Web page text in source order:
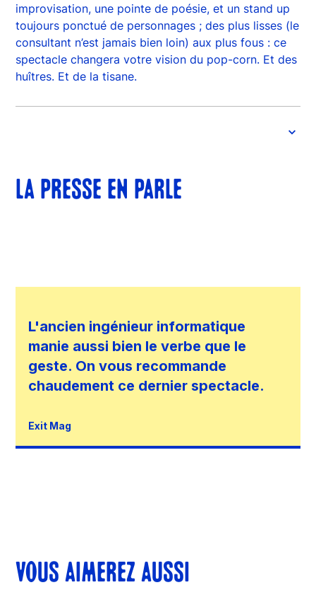
improvisation, une pointe de poésie, et un stand up
toujours ponctué de personnages ; des plus lisses (le
consultant n’est jamais bien loin) aux plus fous : ce
spectacle changera votre vision du pop-corn. Et des
huîtres. Et de la tisane.
LA PRESSE EN PARLE
L'ancien ingénieur informatique
manie aussi bien le verbe que le
geste. On vous recommande
chaudement ce dernier spectacle.
Exit Mag
VOUS AIMEREZ AUSSI